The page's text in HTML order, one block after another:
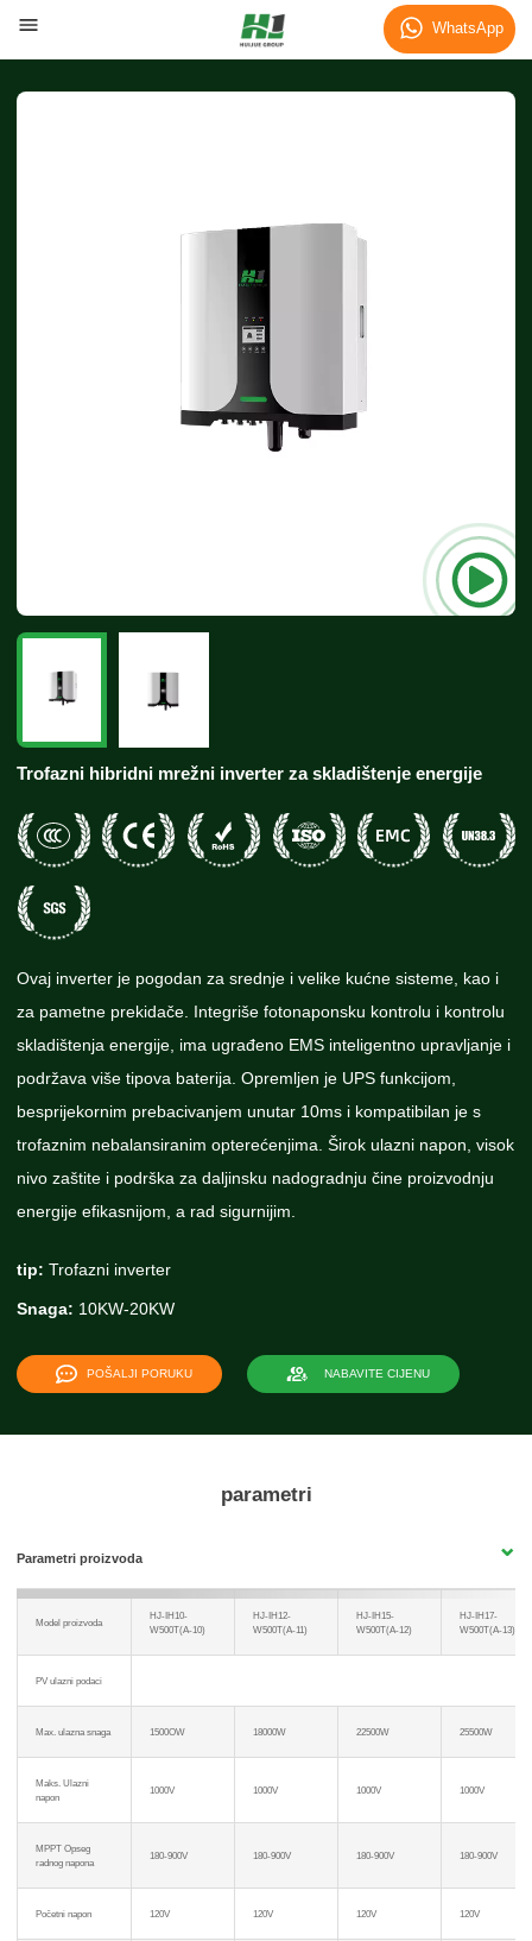
WhatsApp
Trofazni hibridni mrežni inverter za skladištenje energije
Ovaj inverter je pogodan za srednje i velike kućne sisteme, kao i
za pametne prekidače. Integriše fotonaponsku kontrolu i kontrolu
skladištenja energije, ima ugrađeno EMS inteligentno upravljanje i
podržava više tipova baterija. Opremljen je UPS funkcijom,
besprijekornim prebacivanjem unutar 10ms i kompatibilan je s
trofaznim nebalansiranim opterećenjima. Širok ulazni napon, visok
nivo zaštite i podrška za daljinsku nadogradnju čine proizvodnju
energije efikasnijom, a rad sigurnijim.
tip: Trofazni inverter
Snaga: 10KW-20KW
POŠALJI PORUKU NABAVITE CIJENU
parametri
Parametri proizvoda
Model proizvoda
HJ-IH10-
W500T(A-10)
HJ-IH12-
W500T(A-11)
HJ-IH15-
W500T(A-12)
HJ-IH17-
W500T(A-13)
PV ulazni podaci
Max. ulazna snaga 1500OW 18000W 22500W 25500W
Maks. Ulazni
napon
1000V 1000V 1000V 1000V
MPPT Opseg
radnog napona
180-900V 180-900V 180-900V 180-900V
Početni napon 120V 120V 120V 120V